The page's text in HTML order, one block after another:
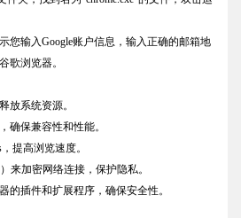
您输入Google账户信息，输入正确的邮箱地
歌浏览器。
放系统资源。
确保兼容性和性能。
提高浏览速度。
来加密网络连接，保护隐私。
的插件和扩展程序，确保安全性。